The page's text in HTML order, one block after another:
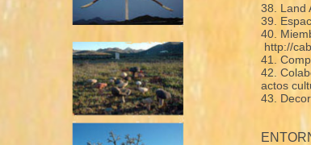
38. Land
39.
40.
http://
41.
42.
actos
43.